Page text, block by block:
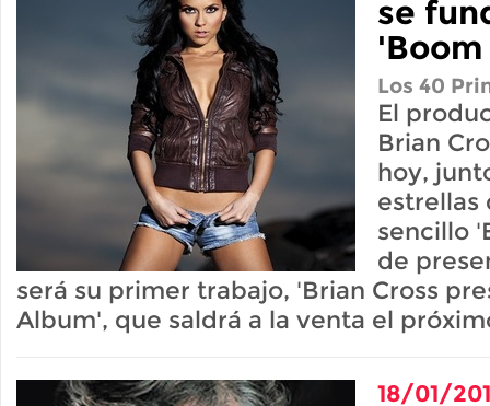
se
Los 40
El
Brian
hoy,
estrellas
sencillo
de
será su primer trabajo, 'Brian Cross
Album', que saldrá a la venta el
18/01/